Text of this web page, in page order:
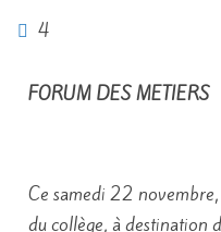
4
FORUM DES METIERS
Ce samedi 22
du collège, à destination